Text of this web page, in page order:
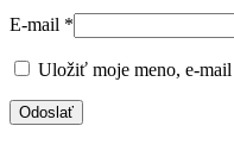
E-mail *
Uložiť moje meno, e-mail